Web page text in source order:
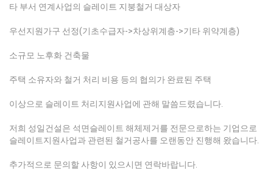
타 부서 연계사업의 슬레이트 지붕철거 대상자
우선지원가구 선정(기초수급자->차상위계층->기타 위약계층)
소규모 노후화 건축물
주택 소유자와 철거 처리 비용 등의 협의가 완료된 주택
이상으로 슬레이트 처리지원사업에 관해 말씀드렸습니다.
저희 성일건설은 석면슬레이트 해체제거를 전문으로하는 기업으로
슬레이트지원사업과 관련된 철거공사를 오랜동안 진행해 왔습니다.
추가적으로 문의할 사항이 있으시면 연락바랍니다.